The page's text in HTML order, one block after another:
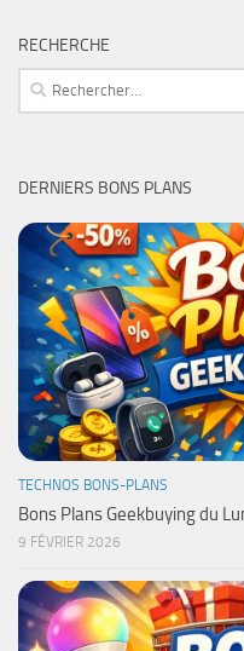
RECHERCHE
Rechercher :
DERNIERS BONS PLANS
TECHNOS BONS-PLANS
Bons Plans Geekbuying du
9 FÉVRIER 2026